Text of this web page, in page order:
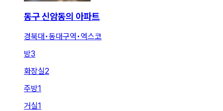
동구 신암동의 아파트
경북대•동대구역•엑스코
방3
화장실2
주방1
거실1